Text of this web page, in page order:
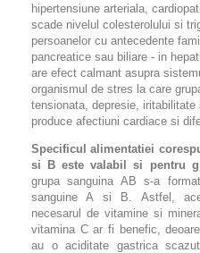
hipertensiune arteriala,
scade nivelul colesterolului si
persoanelor cu antecedente
pancreatice sau biliare - in
are efect calmant asupra
organismul de stres la care
tensionata, depresie,
produce afectiuni cardiace si
Specificul alimentatiei
si B este valabil si pentru
grupa sanguina AB s-a
sanguine A si B. Astfel,
necesarul de vitamine si
vitamina C ar fi benefic,
au o aciditate gastrica